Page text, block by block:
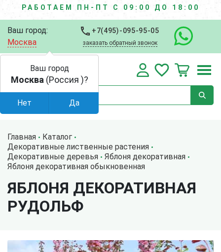
РАБОТАЕМ ПН-ПТ С 09:00 ДО 18:00
Ваш город:
Москва
+7(495)-095-95-05
заказать обратный звонок
Главная
Каталог
Декоративные лиственные растения
Декоративные деревья
Яблоня декоративная
Яблоня декоративная обыкновенная
ЯБЛОНЯ ДЕКОРАТИВНАЯ
РУДОЛЬФ
Ваш город
Москва (Россия )?
Нет Да